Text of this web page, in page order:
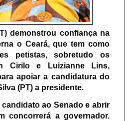
demonstrou confiança na
o Ceará, que tem como
petistas, sobretudo os
Cirilo e Luizianne Lins,
apoiar a candidatura do
(PT) a presidente.
ao Senado e abrir
concorrerá a governador.